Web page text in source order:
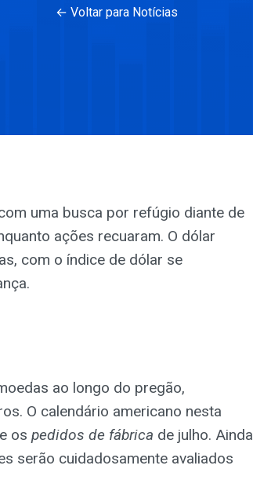
← Voltar para Notícias
uma busca por refúgio diante de
ações recuaram. O dólar
com o índice de dólar se
ao longo do pregão,
O calendário americano nesta
os pedidos de fábrica de julho. Ainda
serão cuidadosamente avaliados